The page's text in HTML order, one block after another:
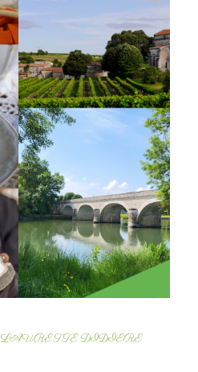
LAURETTE DIDIERE